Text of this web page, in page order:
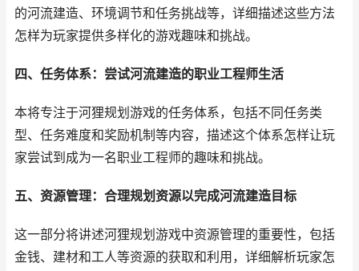
的河流建造、环境调节和任务挑战等，详细描述这些方法
怎样为玩家提供多样化的游戏趣味和挑战。
四、任务体系：尝试河流建造的职业工程师生活
本将专注于河狸规划游戏的任务体系，包括不同任务类
型、任务难度和奖励机制等内容，描述这个体系怎样让玩
家尝试到成为一名职业工程师的趣味和挑战。
五、资源管理：合理规划资源以完成河流建造目标
这一部分将讲述河狸规划游戏中资源管理的重要性，包括
金钱、建材和工人等资源的获取和利用，详细解析玩家怎